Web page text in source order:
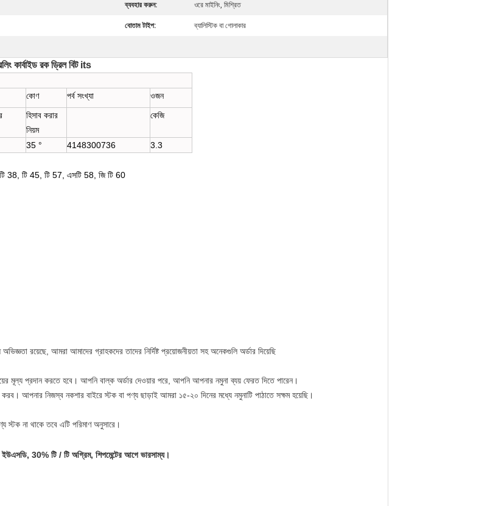
ব্যবহার করুন: ওরে মাইনিং, মিশ্রিত
বোতাম টাইপ: ব্যালিস্টিক বা গোলাকার
কার্বাইড রক ড্রিল বিট its
কোণ পর্ব সংখ্যা
ওজন
হিসাব করার
নিয়ম
কেজি
35 ° 4148300736
3.3
টি 45, টি 57, এসটি 58, জি টি 60
রয়েছে, আমরা আমাদের গ্রাহকদের তাদের নির্দিষ্ট প্রয়োজনীয়তা সহ অনেকগুলি অর্ডার দিয়েছি
মূল্য প্রদান করতে হবে। আপনি বাল্ক অর্ডার দেওয়ার পরে, আপনি আপনার নমুনা ব্যয় ফেরত দিতে পারেন।
করব। আপনার নিজস্ব নকশার বাইরে স্টক বা পণ্য ছাড়াই আমরা ১৫-২০ দিনের মধ্যে নমুনাটি পাঠাতে সক্ষম হয়েছি।
স্টক না থাকে তবে এটি পরিমাণ অনুসারে।
30% টি / টি অগ্রিম, শিপমেন্টের আগে ভারসাম্য।